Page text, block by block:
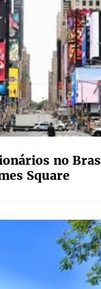
no
Square